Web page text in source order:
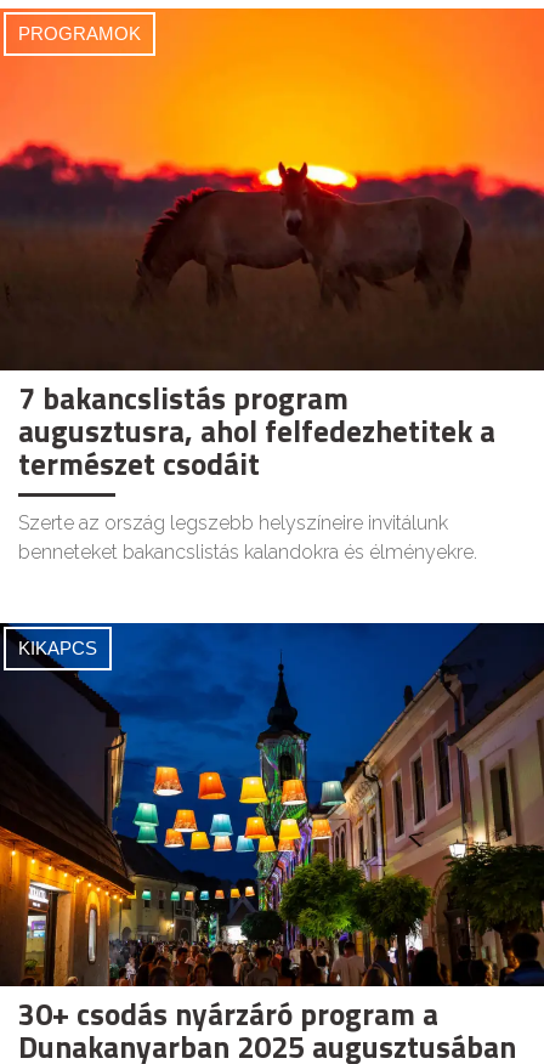
PROGRAMOK
7 bakancslistás program
augusztusra, ahol felfedezhetitek a
természet csodáit
Szerte az ország legszebb helyszíneire invitálunk
benneteket bakancslistás kalandokra és élményekre.
KIKAPCS
30+ csodás nyárzáró program a
Dunakanyarban 2025 augusztusában